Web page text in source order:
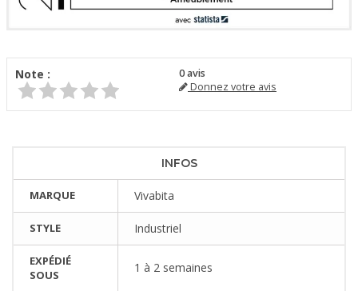
Note : 0avis
Donnez votre avis
INFOS
MARQUE Vivabita
STYLE Industriel
EXPÉDIÉ
SOUS
1 à 2 semaines